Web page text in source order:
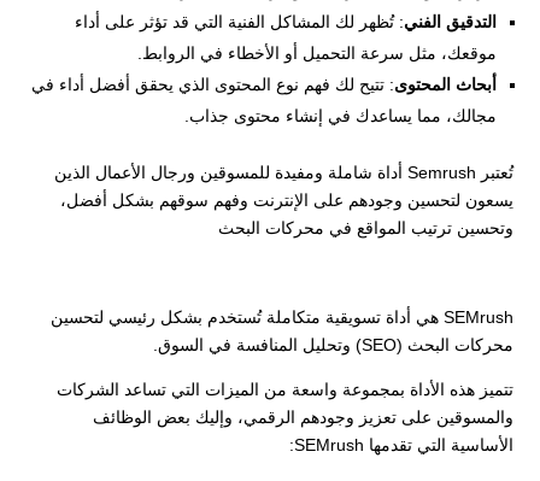
التدقيق الفني: تُظهر لك المشاكل الفنية التي قد تؤثر على أداء
موقعك، مثل سرعة التحميل أو الأخطاء في الروابط.
أبحاث المحتوى: تتيح لك فهم نوع المحتوى الذي يحقق أفضل أداء في
مجالك، مما يساعدك في إنشاء محتوى جذاب.
تُعتبر Semrush أداة شاملة ومفيدة للمسوقين ورجال الأعمال الذين
يسعون لتحسين وجودهم على الإنترنت وفهم سوقهم بشكل أفضل،
وتحسين ترتيب المواقع في محركات البحث
SEMrush هي أداة تسويقية متكاملة تُستخدم بشكل رئيسي لتحسين
محركات البحث (SEO) وتحليل المنافسة في السوق.
تتميز هذه الأداة بمجموعة واسعة من الميزات التي تساعد الشركات
والمسوقين على تعزيز وجودهم الرقمي، وإليك بعض الوظائف
الأساسية التي تقدمها SEMrush: